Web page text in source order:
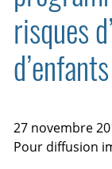
risques
d’enfants
27 novembre
Pour diffusion